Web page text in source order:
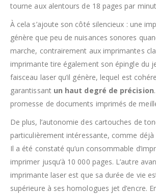
tourne aux alentours de 18 pages par
À cela s’ajoute son côté silencieux : une
génère que peu de nuisances sonores
marche, contrairement aux imprimantes
imprimante tire également son épingle du
faisceau laser qu’il génère, lequel est
garantissant un haut degré de précision
promesse de documents imprimés de
De plus, l’autonomie des cartouches de
particulièrement intéressante, comme déjà
Il a été constaté qu’un consommable
imprimer jusqu’à 10 000 pages. L’autre
imprimante laser est que sa durée de vie
supérieure à ses homologues jet d’encre.